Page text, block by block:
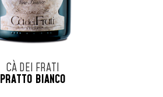
CÀ DEI FRATI
PRATTO BIANCO